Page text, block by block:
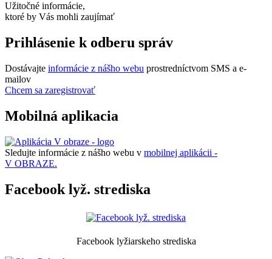
Užitočné informácie,
ktoré by Vás mohli zaujímať
Prihlásenie k odberu správ
Dostávajte informácie z nášho webu prostredníctvom SMS a e-
mailov
Chcem sa zaregistrovať
Mobilná aplikacia
Sledujte informácie z nášho webu v mobilnej aplikácii -
V OBRAZE.
Facebook lyž. strediska
Facebook lyžiarskeho strediska